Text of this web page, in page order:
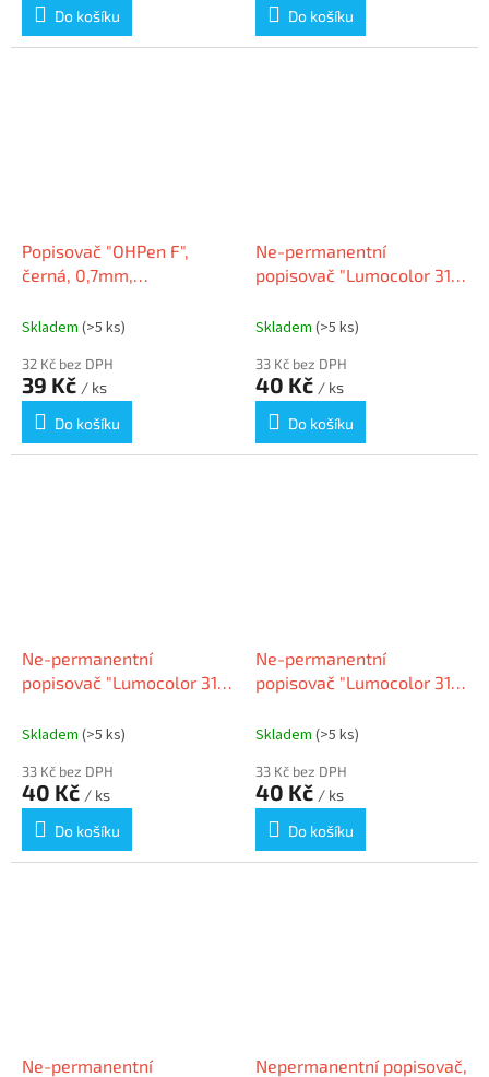
Do košíku Do košíku
Popisovač "OHPen F",
černá, 0,7mm,
Skladem (>5 ks)
32 Kč bez DPH
39 Kč / ks
Do košíku
Ne-permanentní
popisovač "Lumocolor 311
STAEDTLER
Skladem (>5 ks)
33 Kč bez DPH
40 Kč / ks
Do košíku
Ne-permanentní
popisovač "Lumocolor 311
STAEDTLER
Skladem (>5 ks)
33 Kč bez DPH
40 Kč / ks
Do košíku
Ne-permanentní
popisovač "Lumocolor 311
STAEDTLER
Skladem (>5 ks)
33 Kč bez DPH
40 Kč / ks
Do košíku
Ne-permanentní
Nepermanentní popisovač,